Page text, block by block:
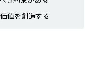
値を創造する